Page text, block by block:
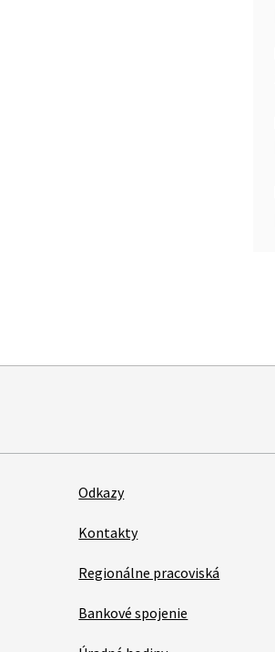
Odkazy
Kontakty
Regionálne pracoviská
Bankové spojenie